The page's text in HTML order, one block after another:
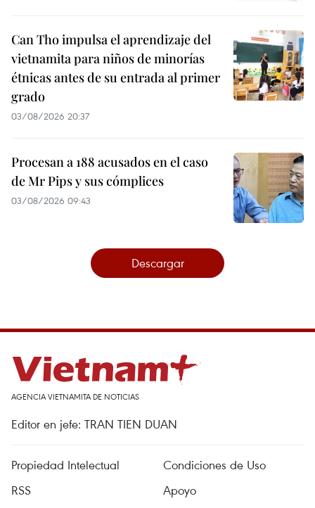
Can Tho impulsa el aprendizaje del
vietnamita para niños de minorías
étnicas antes de su entrada al primer
grado
03/08/2026 20:37
Procesan a 188 acusados en el caso
de Mr Pips y sus cómplices
03/08/2026 09:43
Descargar
AGENCIA VIETNAMITA DE NOTICIAS
Editor en jefe: TRAN TIEN DUAN
Propiedad Intelectual
Condiciones de Uso
RSS
Apoyo